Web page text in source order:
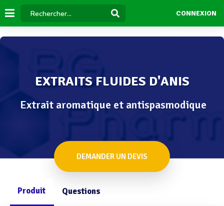
CONNEXION
EXTRAITS FLUIDES D'ANIS
Extrait aromatique et antispasmodique
DEMANDER UN DEVIS
Produit Questions